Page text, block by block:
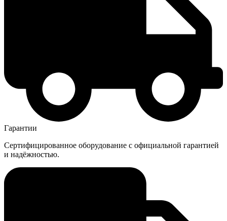
Гарантии
Сертифицированное оборудование с официальной гарантией
и надёжностью.